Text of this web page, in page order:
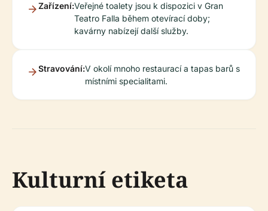
Zařízení:Veřejné toalety jsou k dispozici v Gran
Teatro Falla během otevírací doby;
kavárny nabízejí další služby.
Stravování:V okolí mnoho restaurací a tapas barů s
místními specialitami.
Kulturní etiketa